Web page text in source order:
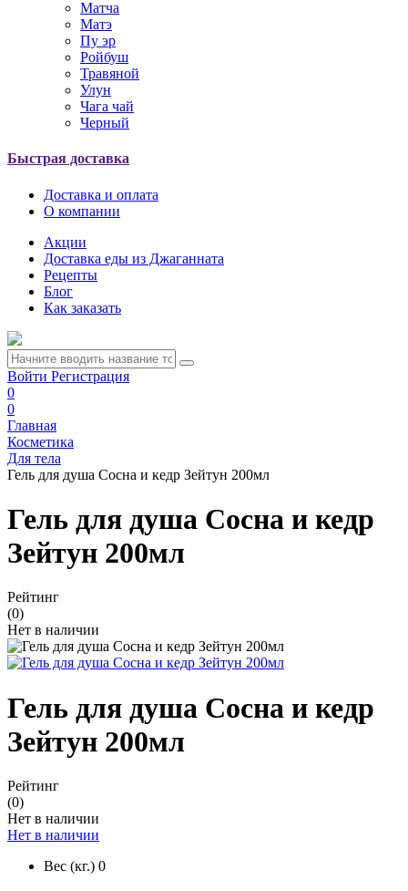
Матча
Матэ
Пу эр
Ройбуш
Травяной
Улун
Чага чай
Черный
Быстрая доставка
Доставка и оплата
О компании
Акции
Доставка еды из Джаганната
Рецепты
Блог
Как заказать
Войти Регистрация
0
0
Главная
Косметика
Для тела
Гель для душа Сосна и кедр Зейтун 200мл
Гель для душа Сосна и кедр
Зейтун 200мл
Рейтинг
(0)
Нет в наличии
Гель для душа Сосна и кедр
Зейтун 200мл
Рейтинг
(0)
Нет в наличии
Нет в наличии
Вес (кг.) 0